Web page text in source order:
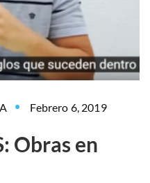
Febrero 6, 2019
Obras en